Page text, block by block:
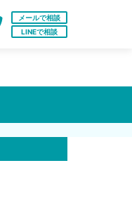
メールで相談
LINEで相談